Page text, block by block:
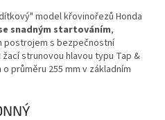
model křovinořezů Honda
snadným startováním,
postrojem s bezpečnostní
strunovou hlavou typu Tap &
průměru 255 mm v základním